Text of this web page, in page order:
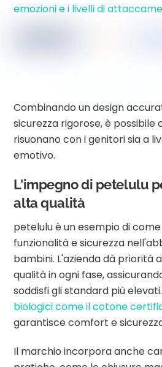
emozioni e i livelli di
Combinando un design
sicurezza rigorose, è
risuonano con i genitori sia a
emotivo.
L'impegno di petelulu
alta qualità
petelulu è un esempio di
funzionalità e sicurezza
bambini. L'azienda dà priorità
qualità in ogni fase,
soddisfi gli standard più
biologici come il cotone
garantisce comfort e
Il marchio incorpora anche